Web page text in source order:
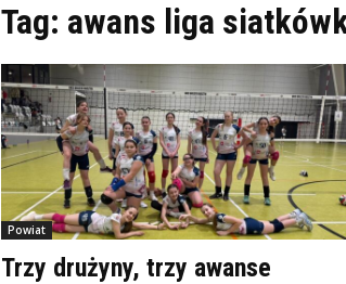
Tag: awans liga
Powiat
Trzy drużyny, trzy awanse